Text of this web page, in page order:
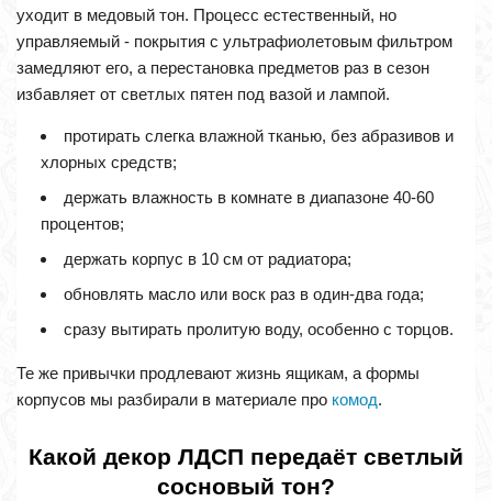
уходит в медовый тон. Процесс естественный, но
управляемый - покрытия с ультрафиолетовым фильтром
замедляют его, а перестановка предметов раз в сезон
избавляет от светлых пятен под вазой и лампой.
протирать слегка влажной тканью, без абразивов и
хлорных средств;
держать влажность в комнате в диапазоне 40-60
процентов;
держать корпус в 10 см от радиатора;
обновлять масло или воск раз в один-два года;
сразу вытирать пролитую воду, особенно с торцов.
Те же привычки продлевают жизнь ящикам, а формы
корпусов мы разбирали в материале про комод.
Какой декор ЛДСП передаёт светлый
сосновый тон?